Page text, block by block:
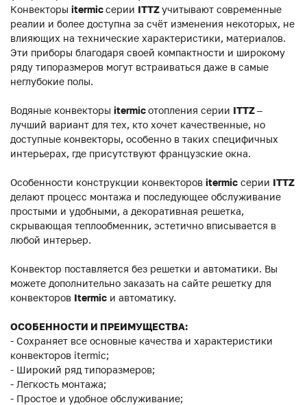
Конвекторы itermicсерии ITTZучитывают современные
реалии и более доступна за счёт изменения некоторых, не
влияющих на технические характеристики, материалов.
Эти приборы благодаря своей компактности и широкому
ряду типоразмеров могут встраиваться даже в самые
неглубокие полы.
Водяные конвекторы itermicотопления серии ITTZ–
лучший вариант для тех, кто хочет качественные, но
доступные конвекторы, особенно в таких специфичных
интерьерах, где присутствуют французские окна.
Особенности конструкции конвекторов itermic серии ITTZ
делают процесс монтажа и последующее обслуживание
простыми и удобными, а декоративная решетка,
скрывающая теплообменник, эстетично вписывается в
любой интерьер.
Конвектор поставляется без решетки и автоматики. Вы
можете дополнительно заказать на сайте решетку для
конвекторов Itermic и автоматику.
ОСОБЕННОСТИ И ПРЕИМУЩЕСТВА:
- Сохраняет все основные качества и характеристики
конвекторов itermic;
- Широкий ряд типоразмеров;
- Легкость монтажа;
- Простое и удобное обслуживание;